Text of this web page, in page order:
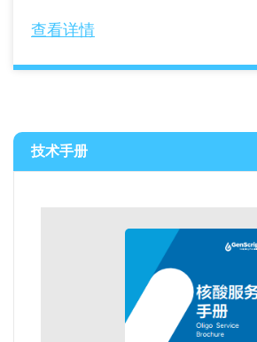
查看详情
技术手册